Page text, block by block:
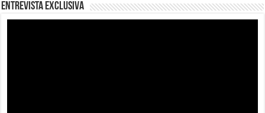
Entrevista Exclusiva